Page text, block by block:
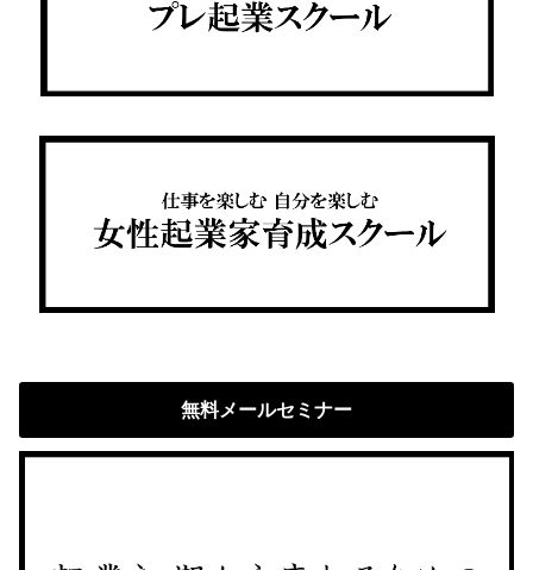
無料メールセミナー